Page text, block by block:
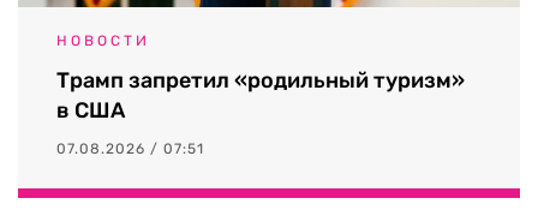
НОВОСТИ
Трамп запретил «родильный туризм»
в США
07.08.2026 / 07:51